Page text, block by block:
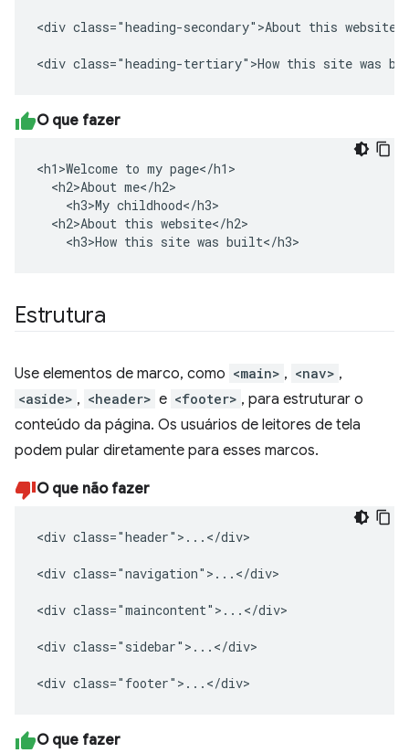
<div class="heading-secondary">About this
<div class="heading-tertiary">How this site was
O que fazer
<h1>Welcome to my page</h1>
  <h2>About me</h2>
    <h3>My childhood</h3>
  <h2>About this website</h2>
    <h3>How this site was built</h3>
Estrutura
Use elementos de marco, como <main> , <nav> ,
<aside> , <header> e <footer> , para estruturar o
conteúdo da página. Os usuários de leitores de tela
podem pular diretamente para esses marcos.
O que não fazer
<div class="header">...</div>
<div class="navigation">...</div>
<div class="maincontent">...</div>
<div class="sidebar">...</div>
<div class="footer">...</div>
O que fazer